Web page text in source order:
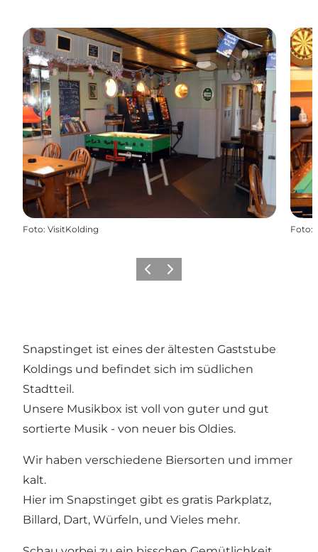
Foto: VisitKolding Foto:
ZurückWeiter
Snapstinget ist eines der ältesten Gaststube
Koldings und befindet sich im südlichen
Stadtteil.
Unsere Musikbox ist voll von guter und gut
sortierte Musik - von neuer bis Oldies.
Wir haben verschiedene Biersorten und immer
kalt.
Hier im Snapstinget gibt es gratis Parkplatz,
Billard, Dart, Würfeln, und Vieles mehr.